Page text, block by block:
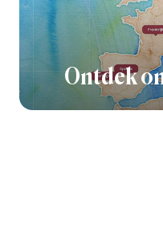
Ontdek